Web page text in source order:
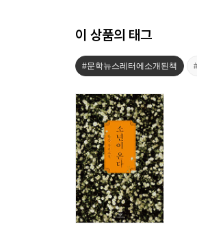
이 상품의 태그
#문학뉴스레터에소개된책